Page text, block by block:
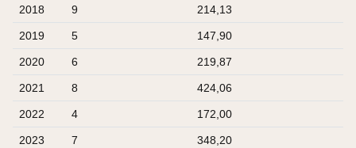
2018 9 214,13
2019 5 147,90
2020 6 219,87
2021 8 424,06
2022 4 172,00
2023 7 348,20